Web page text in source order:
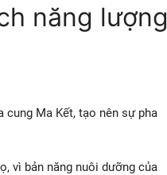
năng lượng
cung Ma Kết, tạo nên sự pha
vì bản năng nuôi dưỡng của